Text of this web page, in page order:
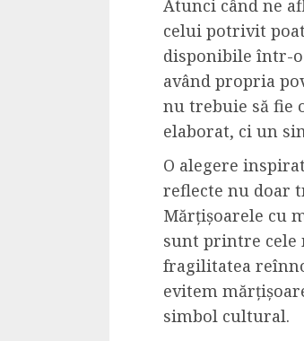
Atunci când ne
celui potrivit
disponibile într-
având propria
nu trebuie să fie
elaborat, ci un
O alegere
reflecte nu doar
Mărțișoarele cu
sunt printre cele
fragilitatea
evitem
simbol cultural.